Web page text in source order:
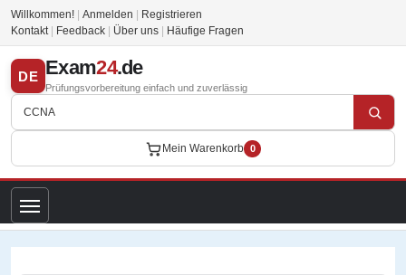
Willkommen! Anmelden
Registrieren
Kontakt
Feedback Über uns Häufige Fragen
DE Exam24.de
Prüfungsvorbereitung einfach und zuverlässig
Mein Warenkorb 0